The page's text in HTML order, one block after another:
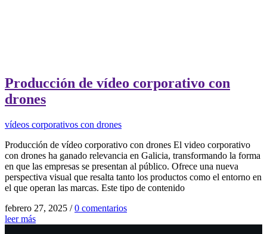
Producción de vídeo corporativo con
drones
vídeos corporativos con drones
Producción de vídeo corporativo con drones El video corporativo
con drones ha ganado relevancia en Galicia, transformando la forma
en que las empresas se presentan al público. Ofrece una nueva
perspectiva visual que resalta tanto los productos como el entorno en
el que operan las marcas. Este tipo de contenido
febrero 27, 2025 / 0 comentarios
leer más